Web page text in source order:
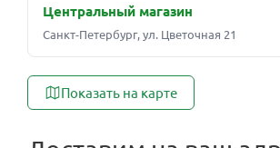
Центральный магазин
Санкт-Петербург, ул. Цветочная 21
Показать на карте